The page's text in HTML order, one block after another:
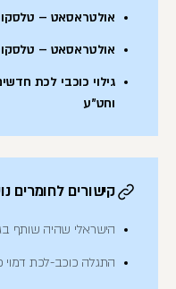
אולטראסאט –
אולטראסאט –
גילוי כוכבי לכת
וחט"ע
קישורים לחומרים
הישראלי שהיה שותף
התגלה כוכב-לכת דמוי